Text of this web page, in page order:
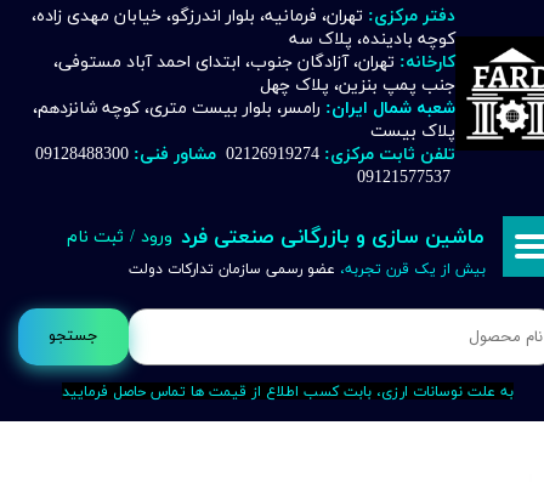
جستجو
دفتر مرکزی: تهران، فرمانیه، بلوار اندرزگو، خیابان مهدی زاده،
کوچه بادینده، پلاک سه
کارخانه: تهران، آزادگان جنوب، ابتدای احمد آباد مستوفی،
جنب پمپ بنزین، پلاک چهل
شعبه شمال ایران: رامسر، بلوار بیست متری، کوچه شانزدهم،
پلاک بیست
تلفن ثابت مرکزی: 02126919274 مشاور فنی:
09121577537
ماشین سازی و بازرگانی صنعتی فرد
بیش از یک قرن تجربه، عضو رسمی سازمان تدارکات دولت
ورود / ثبت نام
حساب کاربری من
تغییر گذر واژه
خروج از حساب کاربری
به علت نوسانات ارزی، بابت کسب اطلاع از قیمت ها تماس حاصل فرمایید